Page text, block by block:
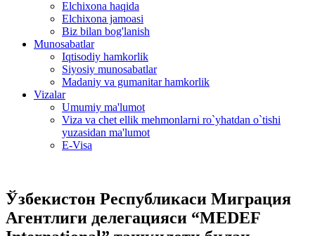
Elchixona haqida
Elchixona jamoasi
Biz bilan bog'lanish
Munosabatlar
Iqtisodiy hamkorlik
Siyosiy munosabatlar
Madaniy va gumanitar hamkorlik
Vizalar
Umumiy ma'lumot
Viza va chet ellik mehmonlarni ro`yhatdan o`tishi
yuzasidan ma'lumot
E-Visa
Ўзбекистон Республикаси Миграция
Агентлиги делегацияси “MEDEF